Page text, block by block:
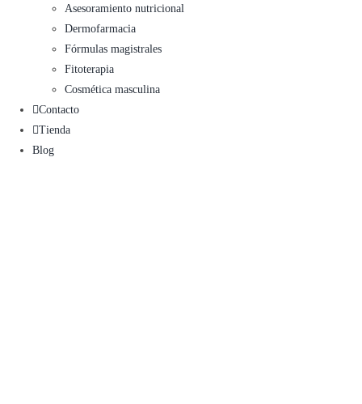
Asesoramiento nutricional
Dermofarmacia
Fórmulas magistrales
Fitoterapia
Cosmética masculina
Contacto
Tienda
Blog